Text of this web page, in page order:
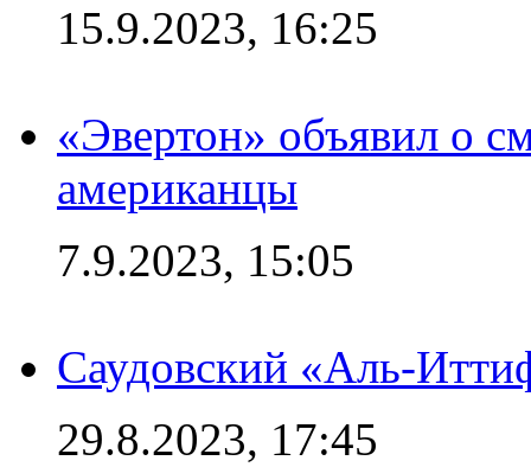
15.9.2023, 16:25
«Эвертон» объявил о
американцы
7.9.2023, 15:05
Саудовский «Аль-
29.8.2023, 17:45